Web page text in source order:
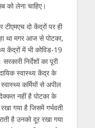
को लेना चाहिए।
दो केंद्रों पर ही
था मगर आज से पोटका,
केंद्रों में भी कोविड-19
निर्देशों का पूरी
स्वास्थ्य केंद्र के
कर्मियों से अपील
नहीं है पोटका के
गया है जिसमें गर्भवती
है उनको दूर रखा गया